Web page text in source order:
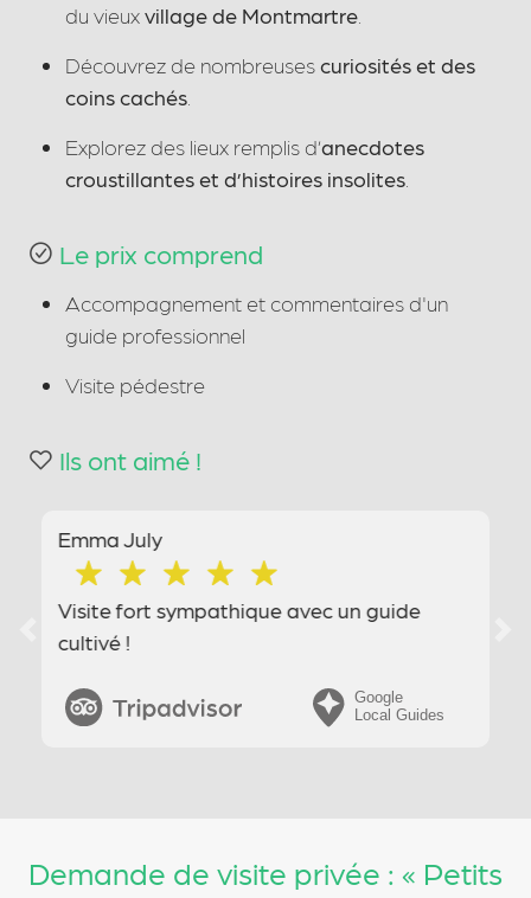
du vieuxvillage de Montmartre
Découvrez de nombreusescuriosités et des
coins cachés
Explorez des lieux remplis d’anecdotes
croustillantes et d’histoires insolites
Le prix comprend
Accompagnement et commentaires d'un
guide professionnel
Visite pédestre
Ils ont aimé !
Hamid Wallah
J'ai découvert des super anecdotes
sur Montmartre
Previous
Demande de visite privée : « Petits